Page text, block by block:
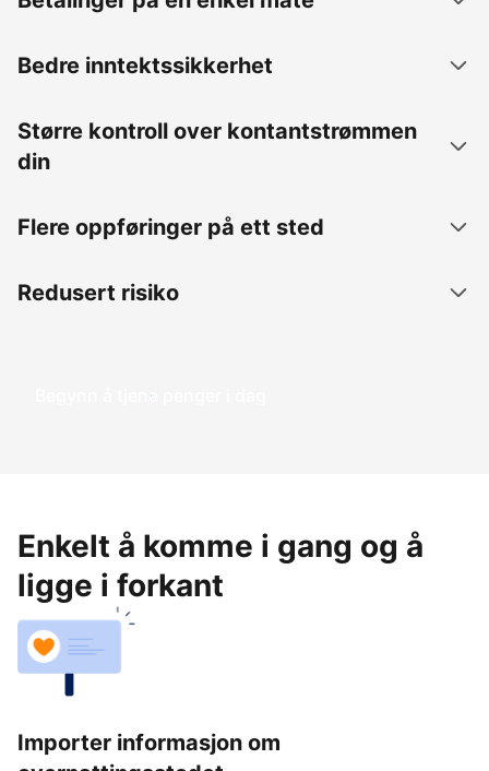
Bedre inntektssikkerhet
Større kontroll over kontantstrømmen
din
Flere oppføringer på ett sted
Redusert risiko
Begynn å tjene penger i dag
Enkelt å komme i gang og å
ligge i forkant
Importer informasjon om